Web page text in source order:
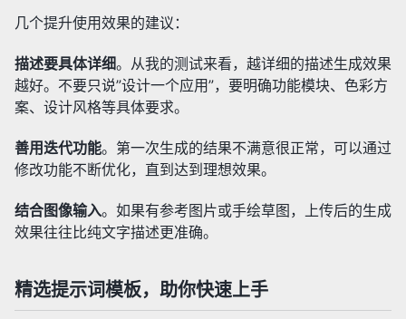
几个提升使用效果的建议：
描述要具体详细。从我的测试来看，越详细的描述生成效果
越好。不要只说”设计一个应用”，要明确功能模块、色彩方
案、设计风格等具体要求。
善用迭代功能。第一次生成的结果不满意很正常，可以通过
修改功能不断优化，直到达到理想效果。
结合图像输入。如果有参考图片或手绘草图，上传后的生成
效果往往比纯文字描述更准确。
精选提示词模板，助你快速上手